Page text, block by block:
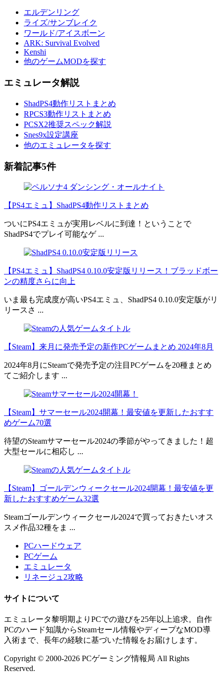
エルデンリング
ライズ/サンブレイク
ワールド/アイスボーン
ARK: Survival Evolved
Kenshi
他のゲームMODを探す
エミュレータ解説
ShadPS4動作リストまとめ
RPCS3動作リストまとめ
PCSX2推奨スペック解説
Snes9x設定講座
他のエミュレータを探す
新着記事5件
【PS4エミュ】ShadPS4動作リストまとめ
ついにPS4エミュが実用レベルに到達！ということで
ShadPS4でプレイ可能なゲ ...
【PS4エミュ】ShadPS4 0.10.0安定版リリース！ブラッドボー
ンの精度さらに向上
いま最も完成度が高いPS4エミュ、ShadPS4 0.10.0安定版がリ
リースさ ...
【Steam】来月に発売予定の新作PCゲームまとめ 2024年8月
2024年8月にSteamで発売予定の注目PCゲームを20種まとめ
てご紹介します ...
【Steam】サマーセール2024開幕！最安値を更新したおすす
めゲーム70選
待望のSteamサマーセール2024の季節がやってきました！超
大型セールに相応し ...
【Steam】ゴールデンウィークセール2024開幕！最安値を更
新したおすすめゲーム32選
Steamゴールデンウィークセール2024で買っておきたいオス
スメ作品32種をま ...
PCハードウェア
PCゲーム
エミュレータ
リネージュ2攻略
サイトについて
エミュレータ黎明期よりPCでの遊びを25年以上追求。自作
PCのハード知識からSteamセール情報やディープなMOD導
入術まで、長年の経験に基づいた情報をお届けします。
Copyright © 2000-2026 PCゲーミング情報局 All Rights
Reserved.